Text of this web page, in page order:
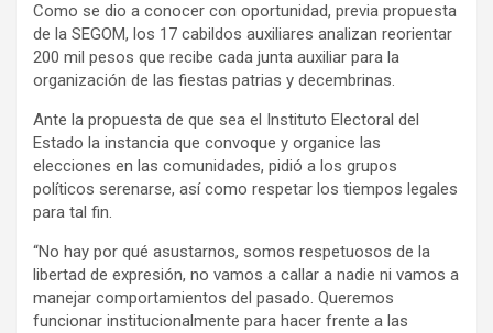
Como se dio a conocer con oportunidad, previa propuesta
de la SEGOM, los 17 cabildos auxiliares analizan reorientar
200 mil pesos que recibe cada junta auxiliar para la
organización de las fiestas patrias y decembrinas.
Ante la propuesta de que sea el Instituto Electoral del
Estado la instancia que convoque y organice las
elecciones en las comunidades, pidió a los grupos
políticos serenarse, así como respetar los tiempos legales
para tal fin.
“No hay por qué asustarnos, somos respetuosos de la
libertad de expresión, no vamos a callar a nadie ni vamos a
manejar comportamientos del pasado. Queremos
funcionar institucionalmente para hacer frente a las